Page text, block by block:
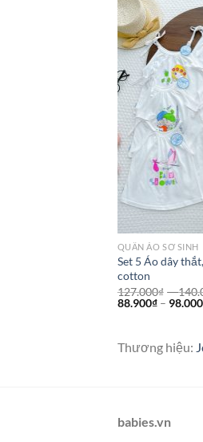
QUẦN ÁO SƠ SINH
Set 5 Áo dây
cotton
127.000₫ –
88.900₫– 98.000
Thương hiệu:
babies.vn